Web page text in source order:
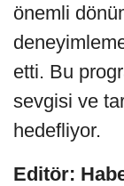
önemli
etti. Bu
sevgisi ve
hedefliyor.
Editör: